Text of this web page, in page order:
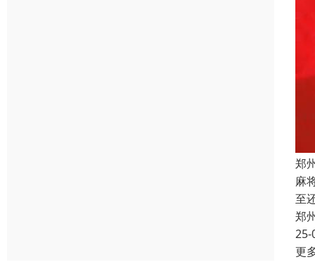
郑
麻
至
郑
25-
更